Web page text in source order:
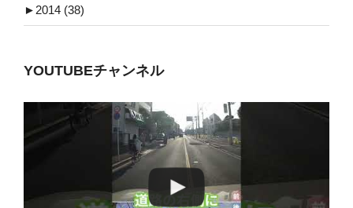
► 2014 (38)
YOUTUBEチャンネル